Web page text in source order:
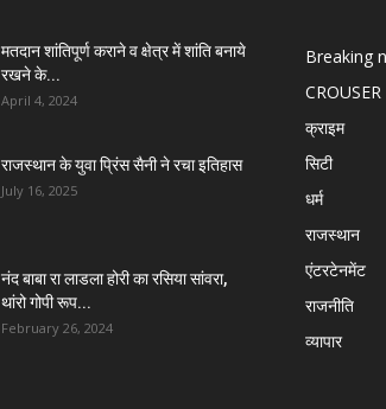
मतदान शांतिपूर्ण कराने व क्षेत्र में शांति बनाये
रखने के...
April 4, 2024
राजस्थान के युवा प्रिंस सैनी ने रचा इतिहास
July 16, 2025
नंद बाबा रा लाडला होरी का रसिया सांवरा,
थांरो गोपी रूप...
February 26, 2024
Breaking
CROUSER
क्राइम
सिटी
धर्म
राजस्थान
एंटरटेनमेंट
राजनीति
व्यापार